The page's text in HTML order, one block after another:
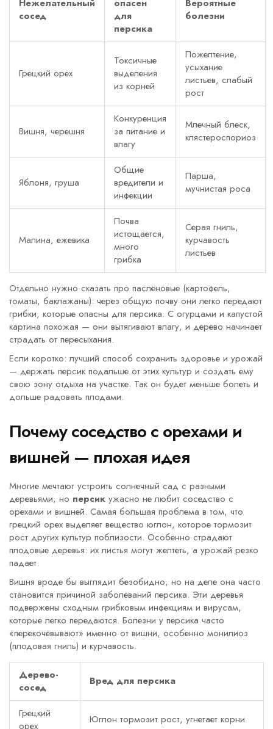
Нежелательный
сосед
опасен
для
персика
Вероятные
болезни
Грецкий орех
Токсичные
выделения
из корней
Пожелтение,
усыхание
листьев, слабый
рост
Вишня, черешня
Конкуренция
за питание и
влагу
Млечный блеск,
клястероспориоз
Яблоня, груша
Общие
вредители и
инфекции
Парша,
мучнистая роса
Малина, ежевика
Почва
истощается,
много
грибка
Серая гниль,
курчавость
листьев
Отдельно нужно сказать про паслёновые (картофель,
томаты, баклажаны): через общую почву они легко передают
грибки, которые опасны для персика. С огурцами и капустой
картина похожая — они вытягивают влагу, и дерево начинает
страдать от пересыхания.
Если коротко: лучший способ сохранить здоровье и урожай
— держать персик подальше от этих культур и создать ему
свою зону отдыха на участке. Так он будет меньше болеть и
дольше радовать плодами.
Почему соседство с орехами и
вишней — плохая идея
Многие мечтают устроить солнечный сад с разными
деревьями, но персик ужасно не любит соседство с
орехами и вишней. Самая большая проблема в том, что
грецкий орех выделяет вещество юглон, которое тормозит
рост других культур поблизости. Особенно страдают
плодовые деревья: их листья могут желтеть, а урожай резко
падает.
Вишня вроде бы выглядит безобидно, но на деле она часто
становится причиной заболеваний персика. Эти деревья
подвержены сходным грибковым инфекциям и вирусам,
которые легко передаются. Болезни у персика часто
«перекочёвывают» именно от вишни, особенно монилиоз
(плодовая гниль) и курчавость.
Дерево-
сосед
Вред для персика
Грецкий
орех
Юглон тормозит рост, угнетает корни